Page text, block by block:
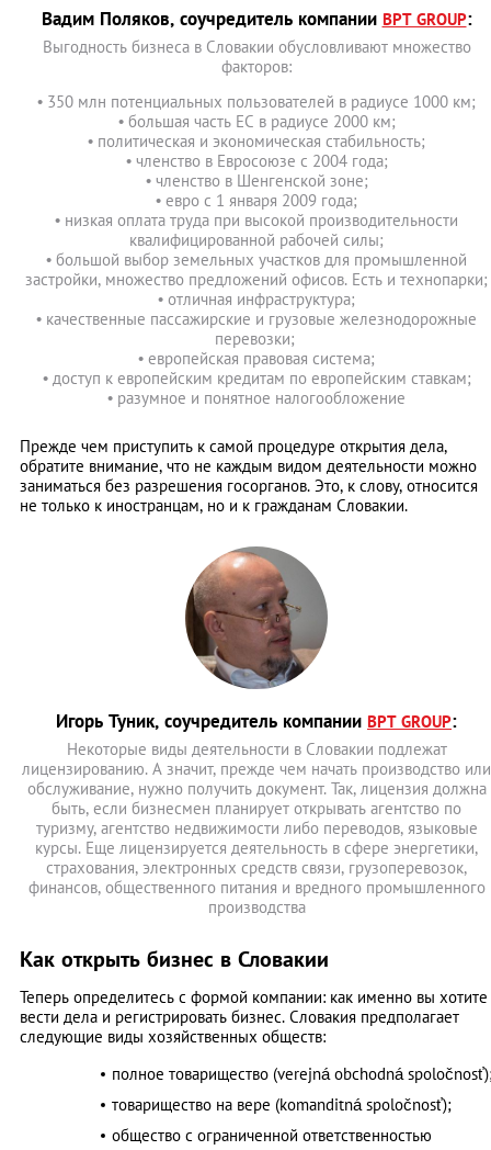
Вадим Поляков, соучредитель компании BPT GROUP:
Выгодность бизнеса в Словакии обусловливают множество
факторов:
• 350 млн потенциальных пользователей в радиусе 1000 км;
• большая часть ЕС в радиусе 2000 км;
• политическая и экономическая стабильность;
• членство в Евросоюзе с 2004 года;
• членство в Шенгенской зоне;
• евро с 1 января 2009 года;
• низкая оплата труда при высокой производительности
квалифицированной рабочей силы;
• большой выбор земельных участков для промышленной
застройки, множество предложений офисов. Есть и технопарки;
• отличная инфраструктура;
• качественные пассажирские и грузовые железнодорожные
перевозки;
• европейская правовая система;
• доступ к европейским кредитам по европейским ставкам;
• разумное и понятное налогообложение
Прежде чем приступить к самой процедуре открытия дела,
обратите внимание, что не каждым видом деятельности можно
заниматься без разрешения госорганов. Это, к слову, относится
не только к иностранцам, но и к гражданам Словакии.
Игорь Туник, соучредитель компании BPT GROUP:
Некоторые виды деятельности в Словакии подлежат
лицензированию. А значит, прежде чем начать производство или
обслуживание, нужно получить документ. Так, лицензия должна
быть, если бизнесмен планирует открывать агентство по
туризму, агентство недвижимости либо переводов, языковые
курсы. Еще лицензируется деятельность в сфере энергетики,
страхования, электронных средств связи, грузоперевозок,
финансов, общественного питания и вредного промышленного
производства
Как открыть бизнес в Словакии
Теперь определитесь с формой компании: как именно вы хотите
вести дела и регистрировать бизнес. Словакия предполагает
следующие виды хозяйственных обществ:
полное товарищество (verejná obchodná
товарищество на вере (komanditná spoločnosť);
общество с ограниченной ответственностью